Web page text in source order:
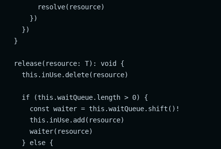
        resolve(resource)
      })
    })
  }
  release(resource: T): void {
    this.inUse.delete(resource)
    if (this.waitQueue.length > 0) {
      const waiter = this.waitQueue.shift()!
      this.inUse.add(resource)
      waiter(resource)
    } else {